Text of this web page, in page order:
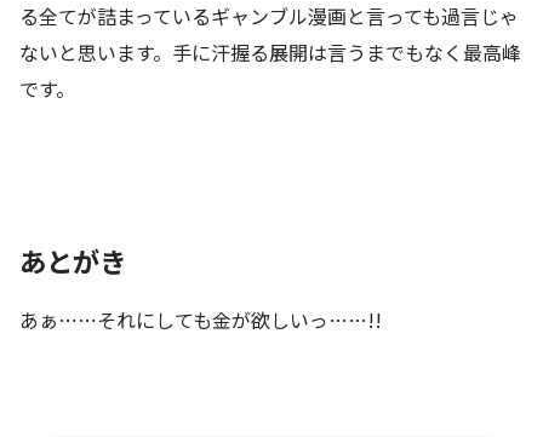
る全てが詰まっているギャンブル漫画と言っても過言じゃ
ないと思います。手に汗握る展開は言うまでもなく最高峰
です。
あとがき
あぁ……それにしても金が欲しいっ……!!